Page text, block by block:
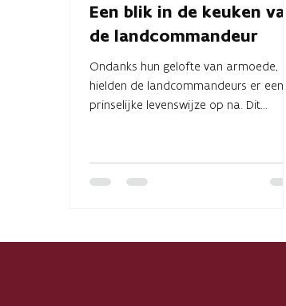
Een blik in de keuken van
de landcommandeur
Ondanks hun gelofte van armoede,
hielden de landcommandeurs er een
prinselijke levenswijze op na. Dit